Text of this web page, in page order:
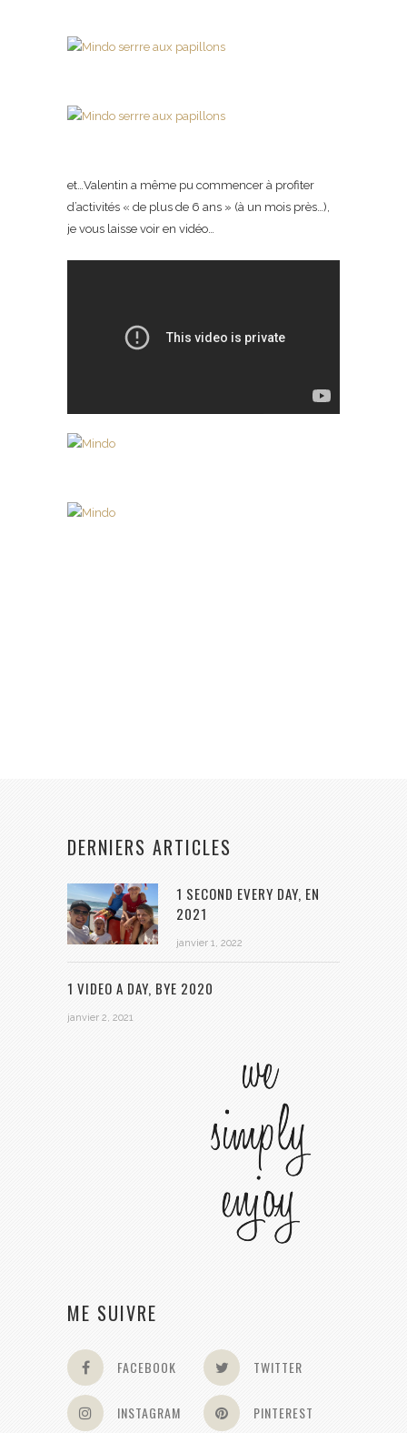
et…Valentin a même pu commencer à profiter
d’activités « de plus de 6 ans » (à un mois près…),
je vous laisse voir en vidéo…
DERNIERS ARTICLES
1 SECOND EVERY DAY, EN
2021
janvier 1, 2022
1 VIDEO A DAY, BYE 2020
janvier 2, 2021
ME SUIVRE
FACEBOOK TWITTER
INSTAGRAM PINTEREST